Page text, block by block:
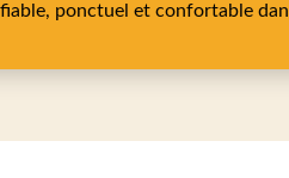
ponctuel et confortable